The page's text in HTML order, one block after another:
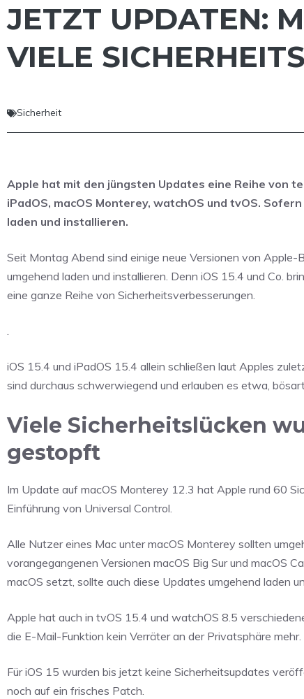
JETZT UPDATEN:
IELE
Sicherheit
Apple hat mit den jüngsten Updates eine Reihe von
iPadOS, macOS Monterey, watchOS und tvOS.
laden und installieren.
Seit Montag Abend sind einige neue Versionen von
umgehend laden und installieren. Denn iOS 15.4 und Co.
eine ganze Reihe von Sicherheitsverbesserungen.
.
iOS 15.4 und iPadOS 15.4 allein schließen laut Apples
sind durchaus schwerwiegend und erlauben es etwa,
Viele Sicherheitslücken
gestopft
Im Update auf macOS Monterey 12.3 hat Apple rund 60
Einführung von Universal Control.
Alle Nutzer eines Mac unter macOS Monterey sollten
vorangegangenen Versionen macOS Big Sur und macOS
macOS setzt, sollte auch diese Updates umgehend laden
Apple hat auch in tvOS 15.4 und watchOS 8.5
die E-Mail-Funktion kein Verräter an der Privatsphäre mehr.
Für iOS 15 wurden bis jetzt keine Sicherheitsupdates
noch auf ein frisches Patch.